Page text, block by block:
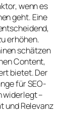
wenn es
geht. Eine
erhöhen.
schätzen
Content,
bietet. Der
für SEO-
widerlegt –
und Relevanz